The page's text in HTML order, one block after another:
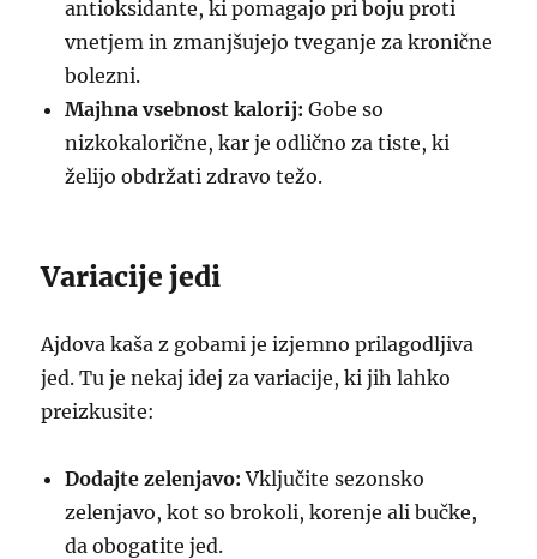
antioksidante, ki pomagajo pri boju proti
vnetjem in zmanjšujejo tveganje za kronične
bolezni.
Majhna vsebnost kalorij: Gobe so
nizkokalorične, kar je odlično za tiste, ki
želijo obdržati zdravo težo.
Variacije jedi
Ajdova kaša z gobami je izjemno prilagodljiva
jed. Tu je nekaj idej za variacije, ki jih lahko
preizkusite:
Dodajte zelenjavo: Vključite sezonsko
zelenjavo, kot so brokoli, korenje ali bučke,
da obogatite jed.